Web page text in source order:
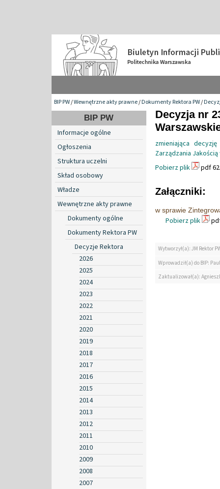
BIP PW/Wewnętrzne akty prawne/Dokumenty Rektora PW/
BIP PW
Informacje ogólne
Ogłoszenia
Struktura uczelni
Skład osobowy
Władze
Wewnętrzne akty prawne
Dokumenty ogólne
Dokumenty Rektora PW
Decyzje Rektora
2026
2025
2024
2023
2022
2021
2020
2019
2018
2017
2016
2015
2014
2013
2012
2011
2010
2009
2008
2007
Decyzja nr
zmieniająca
Zarządzania
Pobierz plik
pdf
Załączniki:
w sprawie
Pobierz plik
Wytworzył(a): JM Rektor
Wprowadził(a) do BIP:
Zaktualizował(a):